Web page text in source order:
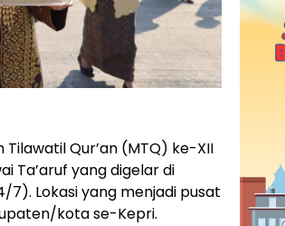
Tilawatil Qur’an (MTQ) ke-XII
Ta’aruf yang digelar di
7). Lokasi yang menjadi pusat
kota se-Kepri.